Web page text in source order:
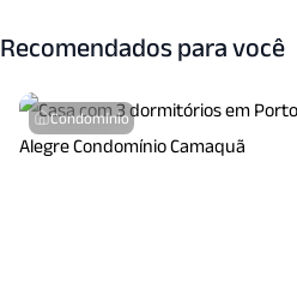
Recomendados para você
Condomínio